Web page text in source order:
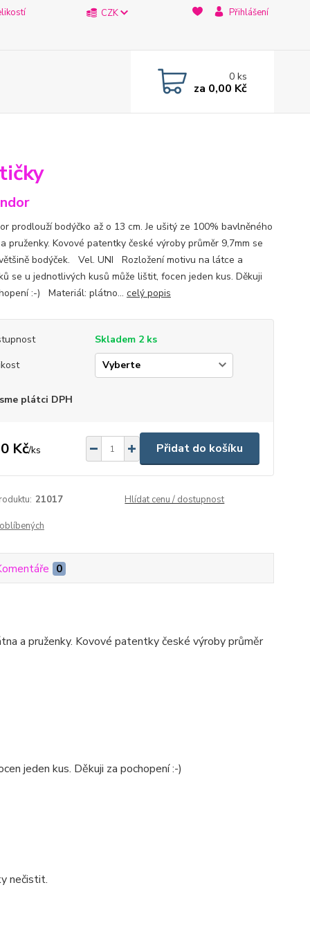
CZK Přihlášení
0ks
za 0,00 Kč
prodlouží bodýčko až o 13 cm. Je ušitý ze 100% bavlněného
pruženky. Kovové patentky české výroby průměr 9,7mm se
bodýček. Vel. UNI Rozložení motivu na látce a
se u jednotlivých kusů může lištit, focen jeden kus. Děkuji
:-) Materiál: plátno... celý popis
Skladem 2 ks
plátci DPH
Kč/ks Přidat do košíku
21017 Hlídat cenu / dostupnost
0
a pruženky. Kovové patentky české výroby průměr
jeden kus. Děkuji za pochopení :-)
nečistit.